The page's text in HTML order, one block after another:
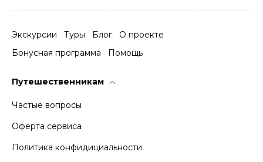
Экскурсии Туры Блог
О проекте
Бонусная программа
Помощь
Путешественникам
Частые вопросы
Оферта сервиса
Политика конфидициальности